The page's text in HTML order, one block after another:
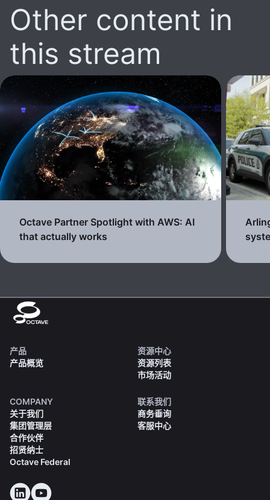
Other content in
this stream
Octave Partner Spotlight with AWS: AI
that actually works
产品
产品概览
资源中心
资源列表
市场活动
COMPANY
关于我们
集团管理层
合作伙伴
招贤纳士
Octave Federal
联系我们
商务垂询
客服中心